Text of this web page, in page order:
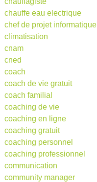
chauffe eau electrique
chef de projet informatique
climatisation
cnam
cned
coach
coach de vie gratuit
coach familial
coaching de vie
coaching en ligne
coaching gratuit
coaching personnel
coaching professionnel
communication
community manager